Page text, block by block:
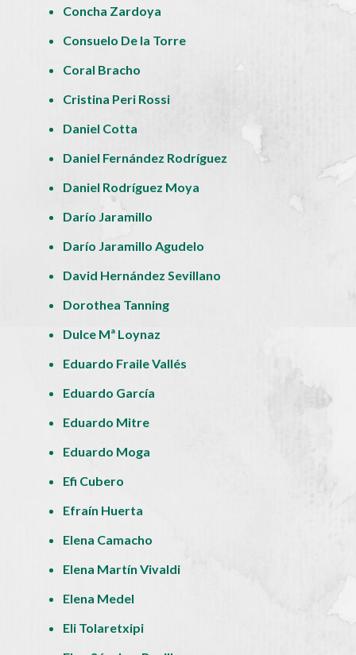
Concha Zardoya
Consuelo De la Torre
Coral Bracho
Cristina Peri Rossi
Daniel Cotta
Daniel Fernández Rodríguez
Daniel Rodríguez Moya
Darío Jaramillo
Darío Jaramillo Agudelo
David Hernández Sevillano
Dorothea Tanning
Dulce Mª Loynaz
Eduardo Fraile Vallés
Eduardo García
Eduardo Mitre
Eduardo Moga
Efi Cubero
Efraín Huerta
Elena Camacho
Elena Martín Vivaldi
Elena Medel
Eli Tolaretxipi